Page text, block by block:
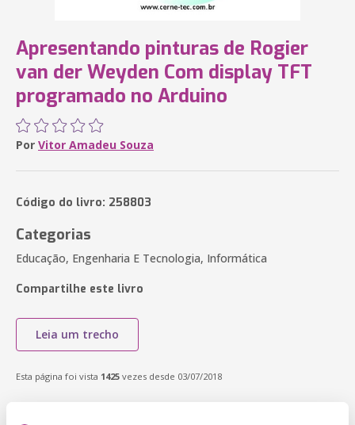
Apresentando pinturas de Rogier
van der Weyden Com display TFT
programado no Arduino
Por Vitor Amadeu Souza
Código do livro: 258803
Categorias
Educação, Engenharia E Tecnologia, Informática
Compartilhe este livro
Leia um trecho
Esta página foi vista 1425 vezes desde 03/07/2018